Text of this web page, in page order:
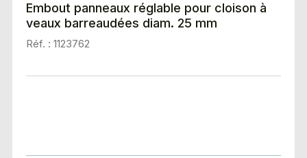
Embout panneaux réglable pour cloison à
veaux barreaudées diam. 25 mm
Réf. : 1123762